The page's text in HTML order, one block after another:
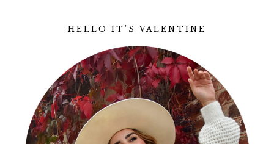
HELLO IT’S VALENTINE